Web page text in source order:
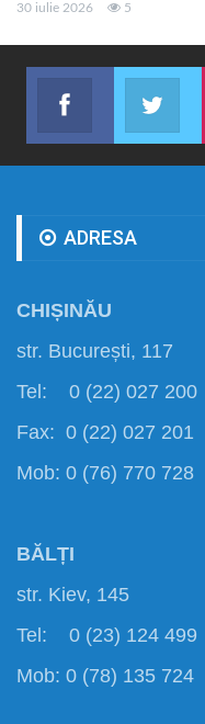
30 iulie 2026 5
Facebook
Abonează-te
ADRESA
CHIȘINĂU
str. București, 117
Tel: 0 (22) 027 200
Fax: 0 (22) 027 201
Mob: 0 (76) 770 728
BĂLȚI
str. Kiev, 145
Tel: 0 (23) 124 499
Mob: 0 (78) 135 724